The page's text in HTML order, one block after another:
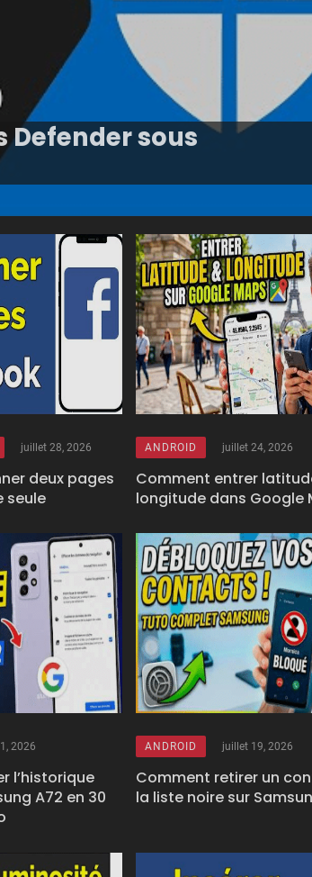
sous
juillet 28, 2026
deux pages
seule
ANDROID juillet 24, 2026
Comment entrer
longitude dans Google
2026
l’historique
A72 en 30
ANDROID juillet 19, 2026
Comment retirer un
la liste noire sur